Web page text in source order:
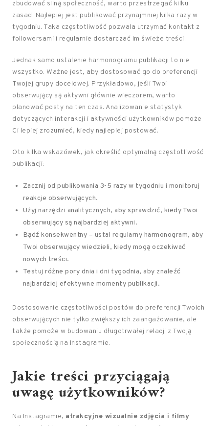
zbudować silną społeczność, warto przestrzegać kilku
zasad. Najlepiej jest publikować przynajmniej kilka razy w
tygodniu. Taka częstotliwość pozwala utrzymać kontakt z
followersami i regularnie dostarczać im świeże treści.
Jednak samo ustalenie harmonogramu publikacji to nie
wszystko. Ważne jest, aby dostosować go do preferencji
Twojej grupy docelowej. Przykładowo, jeśli Twoi
obserwujący są aktywni głównie wieczorem, warto
planować posty na ten czas. Analizowanie statystyk
dotyczących interakcji i aktywności użytkowników pomoże
Ci lepiej zrozumieć, kiedy najlepiej postować.
Oto kilka wskazówek, jak określić optymalną częstotliwość
publikacji:
Zacznij od publikowania 3-5 razy w tygodniu i monitoruj
reakcje obserwujących.
Użyj narzędzi analitycznych, aby sprawdzić, kiedy Twoi
obserwujący są najbardziej aktywni.
Bądź konsekwentny – ustal regularny harmonogram, aby
Twoi obserwujący wiedzieli, kiedy mogą oczekiwać
nowych treści.
Testuj różne pory dnia i dni tygodnia, aby znaleźć
najbardziej efektywne momenty publikacji.
Dostosowanie częstotliwości postów do preferencji Twoich
obserwujących nie tylko zwiększy ich zaangażowanie, ale
także pomoże w budowaniu długotrwałej relacji z Twoją
społecznością na Instagramie.
Jakie treści przyciągają
uwagę użytkowników?
Na Instagramie, atrakcyjne wizualnie zdjęcia i filmy